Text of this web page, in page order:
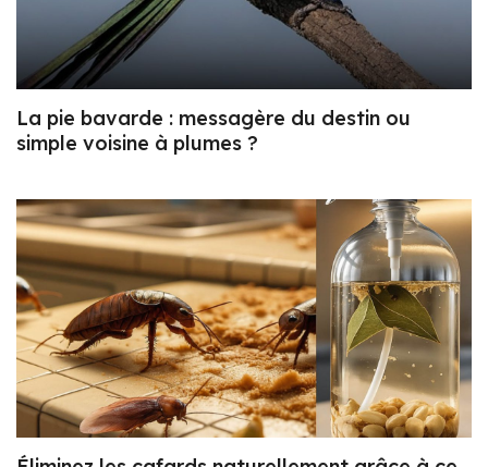
La pie bavarde : messagère du destin ou
simple voisine à plumes ?